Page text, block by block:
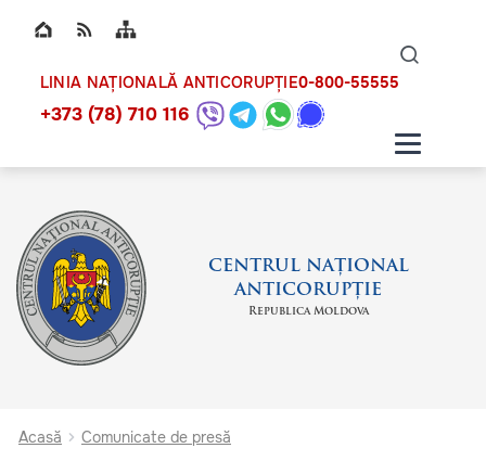
Top bar navigation
LINIA NAȚIONALĂ ANTICORUPȚIE0-800-55555
+373 (78) 710 116
CENTRUL NAȚIONAL
ANTICORUPȚIE
Republica Moldova
Acasă Comunicate de presă